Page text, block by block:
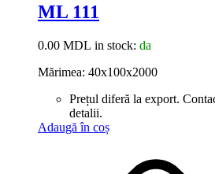
ML 111
0.00 MDL in stock: da
Mărimea: 40x100x2000
Prețul diferă la export.
detalii.
Adaugă în coș